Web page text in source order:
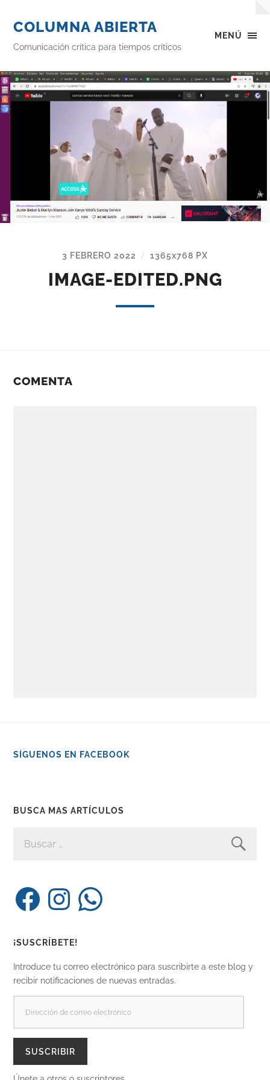
MENÚ
COLUMNA ABIERTA
Comunicación crítica para tiempos críticos
3 FEBRERO 2022 / 1365x768 PX
IMAGE-EDITED.PNG
COMENTA
SÍGUENOS EN FACEBOOK
BUSCA MAS ARTÍCULOS
FacebookInstagramWhatsApp
¡SUSCRÍBETE!
Introduce tu correo electrónico para suscribirte a este blog y
recibir notificaciones de nuevas entradas.
CORREO
SUSCRIBIR